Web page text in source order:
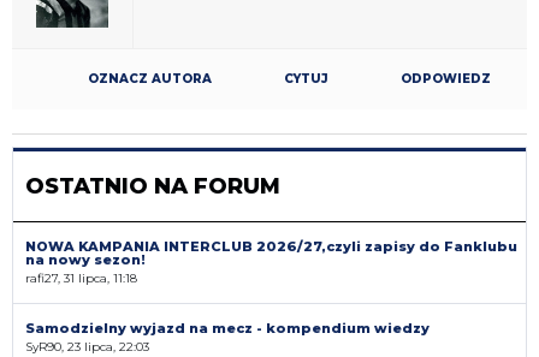
OZNACZ AUTORA CYTUJ ODPOWIEDZ
OSTATNIO NA FORUM
NOWA KAMPANIA INTERCLUB 2026/27,czyli zapisy do Fanklubu
na nowy sezon!
rafi27, 31 lipca, 11:18
Samodzielny wyjazd na mecz - kompendium wiedzy
SyR90, 23 lipca, 22:03